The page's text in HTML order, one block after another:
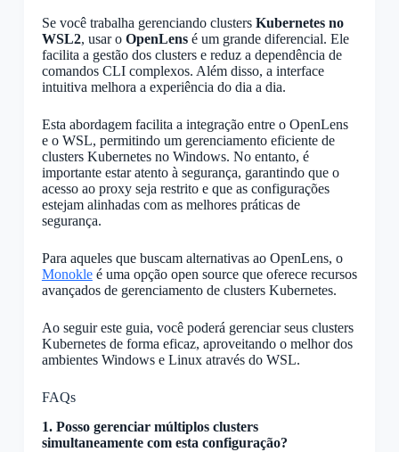
Se você trabalha gerenciando clusters Kubernetes no
WSL2, usar o OpenLensé um grande diferencial. Ele
facilita a gestão dos clusters e reduz a dependência de
comandos CLI complexos. Além disso, a interface
intuitiva melhora a experiência do dia a dia.
Esta abordagem facilita a integração entre o OpenLens
e o WSL, permitindo um gerenciamento eficiente de
clusters Kubernetes no Windows. No entanto, é
importante estar atento à segurança, garantindo que o
acesso ao proxy seja restrito e que as configurações
estejam alinhadas com as melhores práticas de
segurança.
Para aqueles que buscam alternativas ao OpenLens, o
Monokleé uma opção open source que oferece recursos
avançados de gerenciamento de clusters Kubernetes.
Ao seguir este guia, você poderá gerenciar seus clusters
Kubernetes de forma eficaz, aproveitando o melhor dos
ambientes Windows e Linux através do WSL.
FAQs
1. Posso gerenciar múltiplos clusters
simultaneamente com esta configuração?